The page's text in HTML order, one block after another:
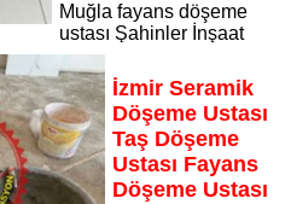
Muğla fayans döşeme
ustası Şahinler İnşaat
eseri gibi işleyen uzman
özel hizmet sunuyor Muğla
ustası fayans döşeme
İzmir Seramik
Döşeme Ustası
Taş Döşeme
Ustası Fayans
Döşeme Ustası